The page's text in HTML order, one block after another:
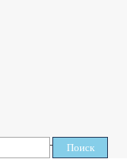
Поиск
Поиск